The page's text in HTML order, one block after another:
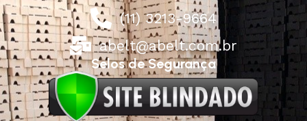
(11) 3213-9664
abelt@abelt.com.br
Selos de Segurança